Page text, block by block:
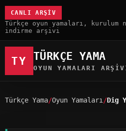
CANLI ARŞIV
Türkçe oyun yamaları,
indirme arşivi
TY TÜRKÇE YAMA
OYUN YAMALARI
Türkçe Yama Oyun Yamaları Dig